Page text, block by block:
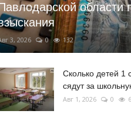
области
3, 2026 0 132
Сколько детей 1
сядут за
Авг 1, 2026 0